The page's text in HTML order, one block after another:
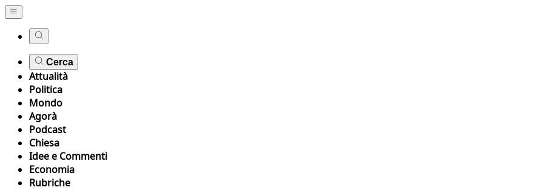
Cerca
Attualità
Politica
Mondo
Agorà
Podcast
Chiesa
Idee e Commenti
Economia
Rubriche